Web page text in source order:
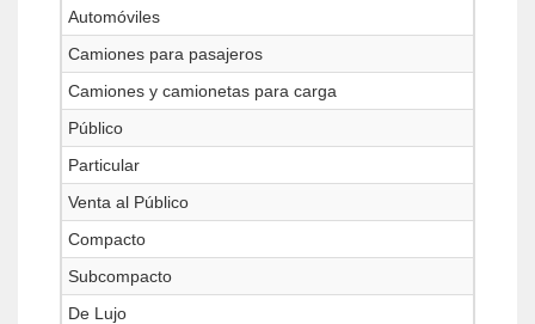
Automóviles
Camiones para pasajeros
Camiones y camionetas para carga
Público
Particular
Venta al Público
Compacto
Subcompacto
De Lujo